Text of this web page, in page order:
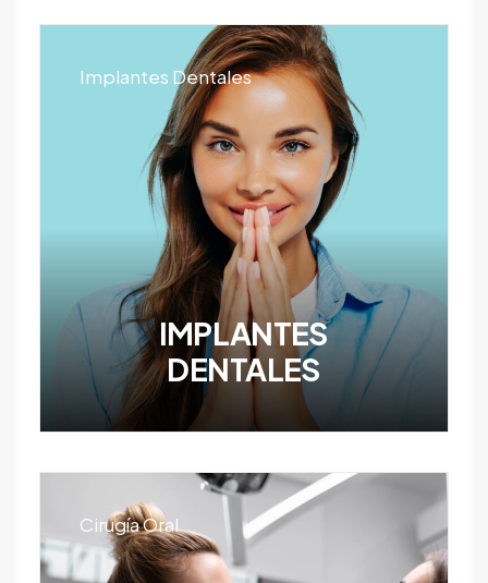
Implantes Dentales
IMPLANTES
DENTALES
Cirugía Oral